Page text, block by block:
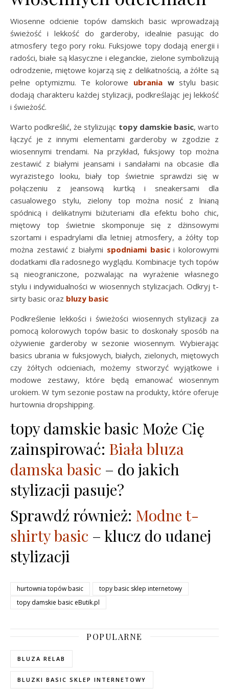
Wiosenne odcienie topów damskich basic wprowadzają
świeżość i lekkość do garderoby, idealnie pasując do
atmosfery tego pory roku. Fuksjowe topy dodają energii i
radości, białe są klasyczne i eleganckie, zielone symbolizują
odrodzenie, miętowe kojarzą się z delikatnością, a żółte są
pełne optymizmu. Te kolorowe ubraniawstylu basic
dodają charakteru każdej stylizacji, podkreślając jej lekkość
i świeżość.
Warto podkreślić, że stylizując topy damskie basic, warto
łączyć je z innymi elementami garderoby w zgodzie z
wiosennymi trendami. Na przykład, fuksjowy top można
zestawić z białymi jeansami i sandałami na obcasie dla
wyrazistego looku, biały top świetnie sprawdzi się w
połączeniu z jeansową kurtką i sneakersami dla
casualowego stylu, zielony top można nosić z lnianą
spódnicą i delikatnymi biżuteriami dla efektu boho chic,
miętowy top świetnie skomponuje się z dżinsowymi
szortami i espadrylami dla letniej atmosfery, a żółty top
można zestawić z białymi spodniami basici kolorowymi
dodatkami dla radosnego wyglądu. Kombinacje tych topów
są nieograniczone, pozwalając na wyrażenie własnego
stylu i indywidualności w wiosennych stylizacjach. Odkryj t-
sirty basic oraz bluzy basic
Podkreślenie lekkości i świeżości wiosennych stylizacji za
pomocą kolorowych topów basic to doskonały sposób na
ożywienie garderoby w sezonie wiosennym. Wybierając
basics ubrania w fuksjowych, białych, zielonych, miętowych
czy żółtych odcieniach, możemy stworzyć wyjątkowe i
modowe zestawy, które będą emanować wiosennym
urokiem. W tym sezonie postaw na produkty, które oferuje
hurtownia dropshipping.
topy damskie basic Może Cię
zainspirować: Biała bluza
damska basic – do jakich
stylizacji pasuje?
Sprawdź również: Modne t-
shirty basic – klucz do udanej
stylizacji
hurtownia topów basic
topy basic sklep internetowy
topy damskie basic eButik.pl
POPULARNE
BLUZA RELAB
BLUZKI BASIC SKLEP INTERNETOWY